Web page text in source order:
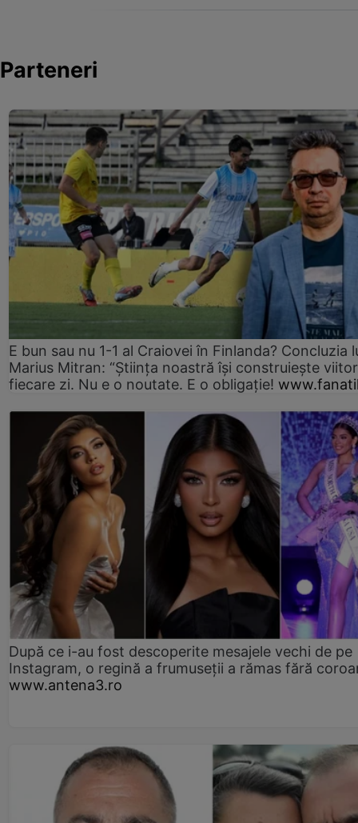
Parteneri
E bun sau nu 1-1 al Craiovei în Finlanda? Concluzia
Marius Mitran: “Știința noastră își construiește
fiecare zi. Nu e o noutate. E o obligație!
După ce i-au fost descoperite mesajele vechi de pe
Instagram, o regină a frumuseții a rămas fără
www.antena3.ro